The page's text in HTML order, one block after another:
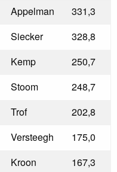
Appelman
331,3
Siecker
328,8
Kemp
250,7
Stoom
248,7
Trof
202,8
Versteegh
175,0
Kroon 167,3